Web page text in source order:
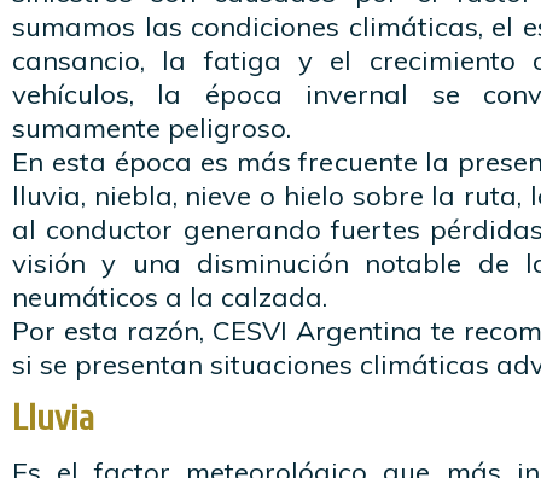
sumamos las condiciones climáticas, el
cansancio, la fatiga y el crecimiento
vehículos, la época invernal se
sumamente peligroso.
En esta época es más frecuente la
lluvia, niebla, nieve o hielo sobre la ruta,
al conductor generando fuertes
visión y una disminución notable de
neumáticos a la calzada.
Por esta razón, CESVI Argentina te
si se presentan situaciones climáticas
Lluvia